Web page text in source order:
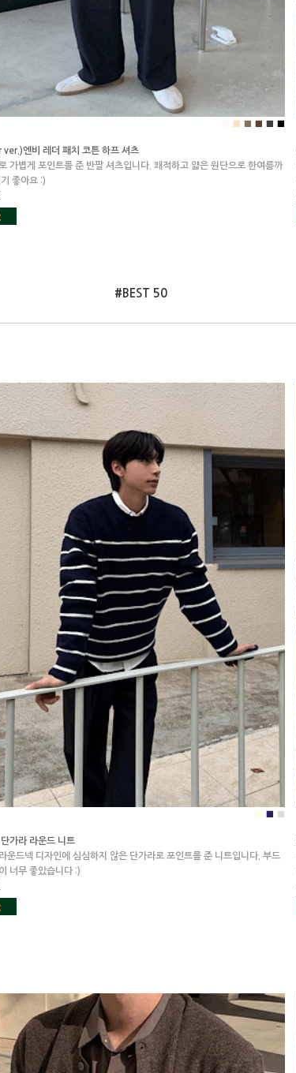
■ ■ ■ ■ ■
엔비 레더 패치 코튼 하프 셔츠
가볍게 포인트를 준 반팔 셔츠입니다. 쾌적하고 얇은 원단으로 한여름까
좋아요 :)
#BEST 50
■ ■
가라 라운드 니트
운드넥 디자인에 심심하지 않은 단가라로 포인트를 준 니트입니다. 부드
너무 좋았습니다 :)